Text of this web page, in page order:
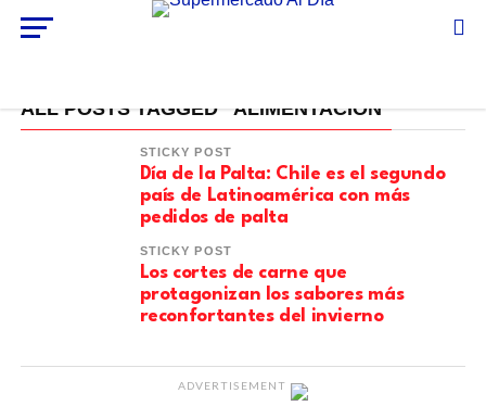
ALL POSTS TAGGED "ALIMENTACIÓN"
STICKY POST
Día de la Palta: Chile es el segundo
país de Latinoamérica con más
pedidos de palta
STICKY POST
Los cortes de carne que
protagonizan los sabores más
reconfortantes del invierno
ADVERTISEMENT